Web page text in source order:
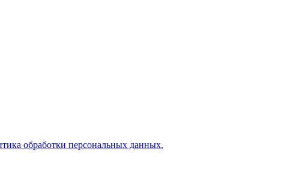
обработки персональных данных.